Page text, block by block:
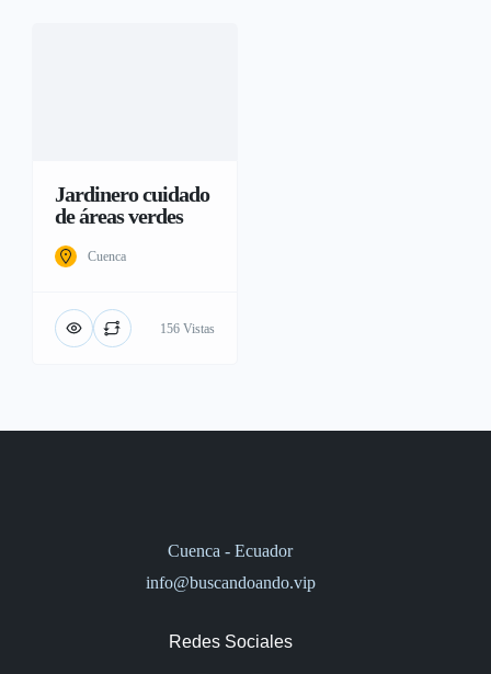
Jardinero cuidado
de áreas verdes
Cuenca
156 Vistas
Cuenca - Ecuador
info@buscandoando.vip
Redes Sociales